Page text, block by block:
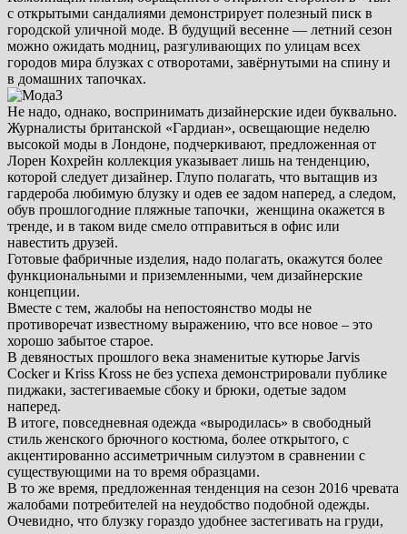
с открытыми сандалиями демонстрирует полезный писк в
городской уличной моде. В будущий весенне — летний сезон
можно ожидать модниц, разгуливающих по улицам всех
городов мира блузках с отворотами, завёрнутыми на спину и
в домашних тапочках.
Не надо, однако, воспринимать дизайнерские идеи буквально.
Журналисты британской «Гардиан», освещающие неделю
высокой моды в Лондоне, подчеркивают, предложенная от
Лорен Кохрейн коллекция указывает лишь на тенденцию,
которой следует дизайнер. Глупо полагать, что вытащив из
гардероба любимую блузку и одев ее задом наперед, а следом,
обув прошлогодние пляжные тапочки, женщина окажется в
тренде, и в таком виде смело отправиться в офис или
навестить друзей.
Готовые фабричные изделия, надо полагать, окажутся более
функциональными и приземленными, чем дизайнерские
концепции.
Вместе с тем, жалобы на непостоянство моды не
противоречат известному выражению, что все новое – это
хорошо забытое старое.
В девяностых прошлого века знаменитые кутюрье Jarvis
Cocker и Kriss Kross не без успеха демонстрировали публике
пиджаки, застегиваемые сбоку и брюки, одетые задом
наперед.
В итоге, повседневная одежда «выродилась» в свободный
стиль женского брючного костюма, более открытого, с
акцентированно ассиметричным силуэтом в сравнении с
существующими на то время образцами.
В то же время, предложенная тенденция на сезон 2016 чревата
жалобами потребителей на неудобство подобной одежды.
Очевидно, что блузку гораздо удобнее застегивать на груди,